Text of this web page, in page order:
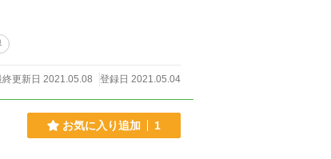
終更新日 2021.05.08 登録日 2021.05.04
お気に入り追加 1